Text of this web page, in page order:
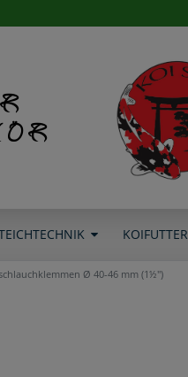
KOIFUTTER
Ø 40-46 mm (1½")